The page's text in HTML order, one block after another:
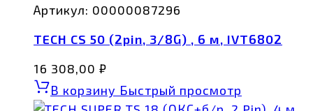
Артикул: 00000087296
TECH CS 50 (2pin, 3/8G) , 6 м, IVT6802
16 308,00 ₽
В корзину Быстрый просмотр